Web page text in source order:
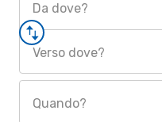
Da dove?
Verso dove?
Quando?